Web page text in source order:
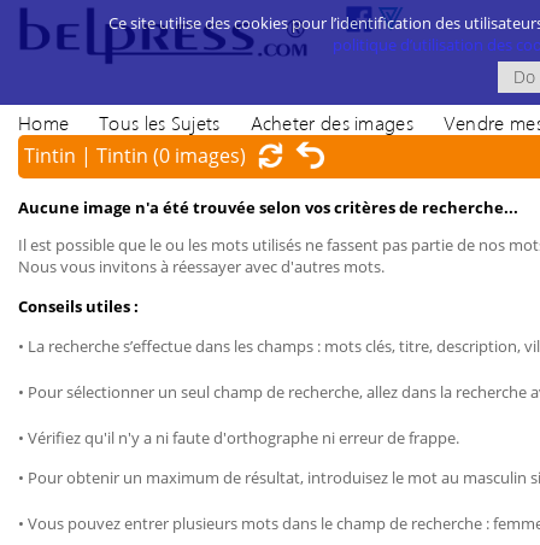
Home Tous les Sujets Acheter des images Vendre
Tintin | Tintin (0 images)
Aucune image n'a été trouvée selon vos critères de recherche...
Il est possible que le ou les mots utilisés ne fassent pas partie de nos
Nous vous invitons à réessayer avec d'autres mots.
Conseils utiles :
• La recherche s’effectue dans les champs : mots clés, titre, description,
• Pour sélectionner un seul champ de recherche, allez dans la recherche
• Vérifiez qu'il n'y a ni faute d'orthographe ni erreur de frappe.
• Pour obtenir un maximum de résultat, introduisez le mot au masculin
• Vous pouvez entrer plusieurs mots dans le champ de recherche :
Ce site utilise des cookies pour l’identification des
politique d’utilisation des